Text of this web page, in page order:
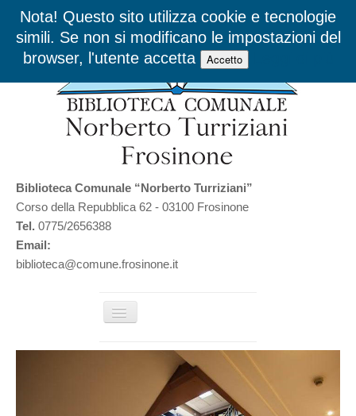
Biblioteca Comunale “Norberto Turriziani”
Corso della Repubblica 62 - 03100 Frosinone
Tel. 0775/2656388
Email:
biblioteca@comune.frosinone.it
Cambia
Home
Biblioteca
Ultimi arrivi
Nota! Questo sito utilizza cookie e tecnologie
simili. Se non si modificano le impostazioni del
browser, l'utente accetta
Accetto